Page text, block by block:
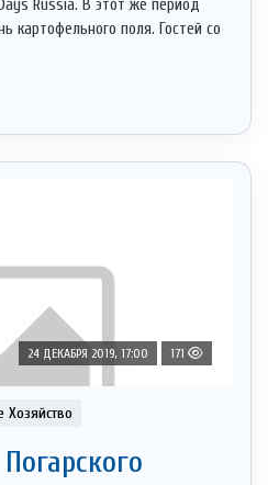
Russia. В этот же период
картофельного поля. Гостей со
24 ДЕКАБРЯ 2019, 17:00 171
Хозяйство